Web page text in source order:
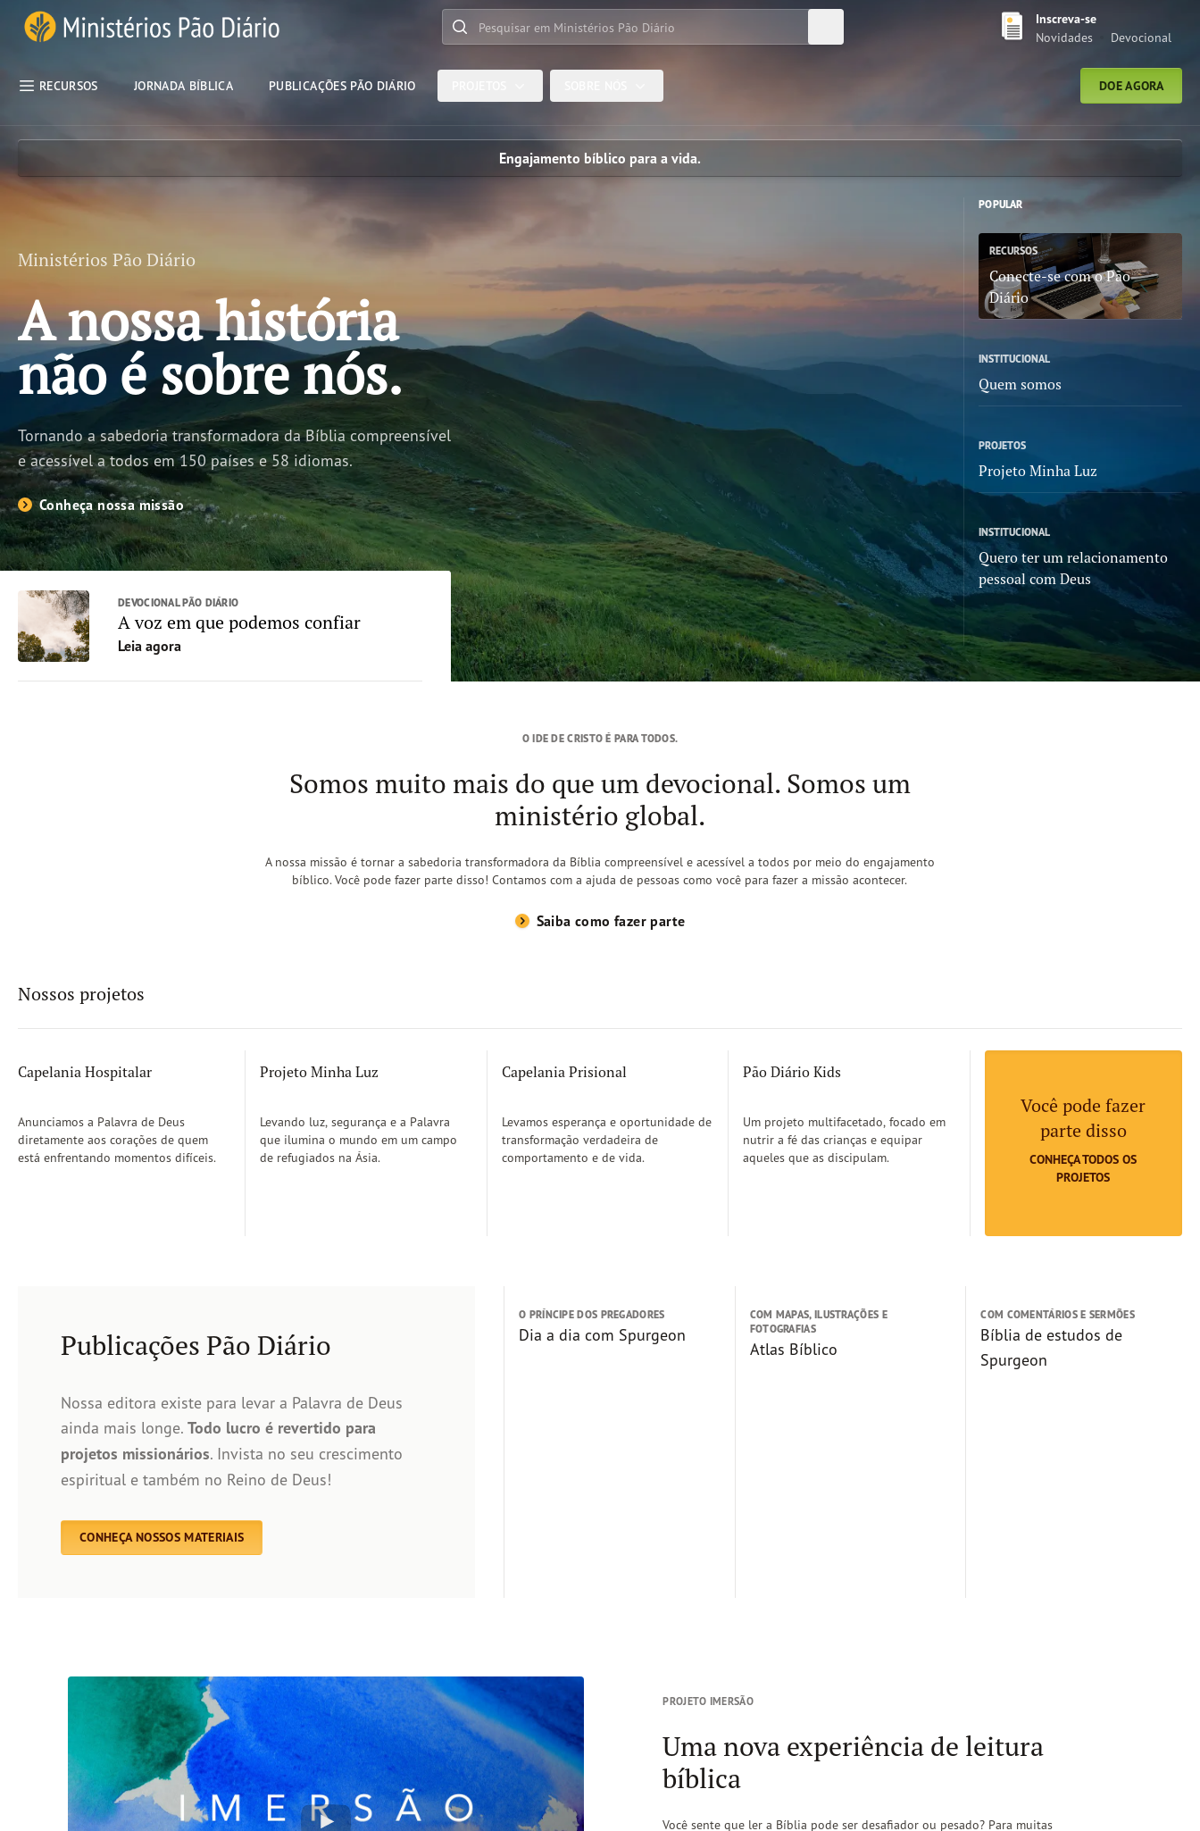
Pular rótulo de navegação
Ministérios Pão Diário
Pesquisar em Ministérios Pão Diário
Inscreva-se
Novidades Devocional
RECURSOS JORNADA BÍBLICA PUBLICAÇÕES PÃO DIÁRIO DOE AGORA
Engajamento bíblico para a vida.
Ministérios Pão Diário
A nossa história
não é sobre nós.
Tornando a sabedoria transformadora da Bíblia compreensível
e acessível a todos em 150 países e 58 idiomas.
Conheça nossa missão
POPULAR
RECURSOS
Conecte-se com o Pão
Diário
INSTITUCIONAL
Quem somos
PROJETOS
Projeto Minha Luz
INSTITUCIONAL
Quero ter um relacionamento
pessoal com Deus
DEVOCIONAL PÃO DIÁRIO
A voz em que podemos confiar
Leia agora
O IDE DE CRISTO É PARA TODOS.
Somos muito mais do que um devocional. Somos um
ministério global.
A nossa missão é tornar a sabedoria transformadora da Bíblia compreensível e acessível a todos por meio do engajamento
bíblico. Você pode fazer parte disso! Contamos com a ajuda de pessoas como você para fazer a missão acontecer.
Saiba como fazer parte
Nossos projetos
Capelania Hospitalar
Anunciamos a Palavra de Deus
diretamente aos corações de quem
está enfrentando momentos difíceis.
Projeto Minha Luz
Levando luz, segurança e a Palavra
que ilumina o mundo em um campo
de refugiados na Ásia.
Capelania Prisional
Levamos esperança e oportunidade de
transformação verdadeira de
comportamento e de vida.
Pão Diário Kids
Um projeto multifacetado, focado em
nutrir a fé das crianças e equipar
aqueles que as discipulam.
Você pode fazer
parte disso
CONHEÇA TODOS OS
PROJETOS
Publicações Pão Diário
Nossa editora existe para levar a Palavra de Deus
ainda mais longe. Todo lucro é revertido para
projetos missionários. Invista no seu crescimento
espiritual e também no Reino de Deus!
CONHEÇA NOSSOS MATERIAIS
O PRÍNCIPE DOS PREGADORES
Dia a dia com Spurgeon
COM MAPAS, ILUSTRAÇÕES E
FOTOGRAFIAS
Atlas Bíblico
COM COMENTÁRIOS E SERMÕES
Bíblia de estudos de
Spurgeon
PROJETO IMERSÃO
Uma nova experiência de leitura
bíblica
Você sente que ler a Bíblia pode ser desafiador ou pesado? Para muitas